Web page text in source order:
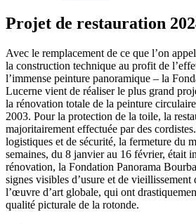
Projet de restauration
Avec le remplacement de ce que l’on
la construction technique au profit de
l’immense peinture panoramique – la
Lucerne vient de réaliser le plus grand
la rénovation totale de la peinture
2003. Pour la protection de la toile, la
majoritairement effectuée par des
logistiques et de sécurité, la fermeture du
semaines, du 8 janvier au 16 février, était
rénovation, la Fondation Panorama
signes visibles d’usure et de vieillissement
l’œuvre d’art globale, qui ont
qualité picturale de la rotonde.